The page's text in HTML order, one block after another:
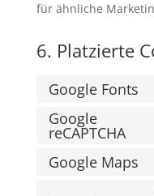
für ähnliche
6. Platzierte
Google Fonts
Google
reCAPTCHA
Google Maps